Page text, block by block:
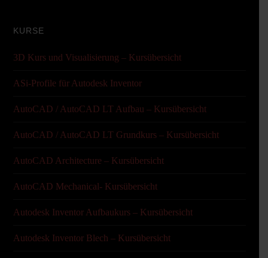
KURSE
3D Kurs und Visualisierung – Kursübersicht
ASi-Profile für Autodesk Inventor
AutoCAD / AutoCAD LT Aufbau – Kursübersicht
AutoCAD / AutoCAD LT Grundkurs – Kursübersicht
AutoCAD Architecture – Kursübersicht
AutoCAD Mechanical- Kursübersicht
Autodesk Inventor Aufbaukurs – Kursübersicht
Autodesk Inventor Blech – Kursübersicht